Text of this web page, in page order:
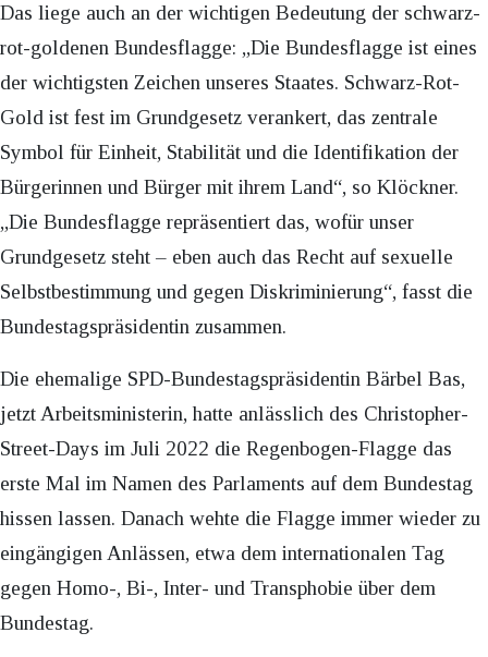
Das liege auch an der wichtigen Bedeutung der schwarz-
rot-goldenen Bundesflagge: „Die Bundesflagge ist eines
der wichtigsten Zeichen unseres Staates. Schwarz-Rot-
Gold ist fest im Grundgesetz verankert, das zentrale
Symbol für Einheit, Stabilität und die Identifikation der
Bürgerinnen und Bürger mit ihrem Land“, so Klöckner.
„Die Bundesflagge repräsentiert das, wofür unser
Grundgesetz steht – eben auch das Recht auf sexuelle
Selbstbestimmung und gegen Diskriminierung“, fasst die
Bundestagspräsidentin zusammen.
Die ehemalige SPD-Bundestagspräsidentin Bärbel Bas,
jetzt Arbeitsministerin, hatte anlässlich des Christopher-
Street-Days im Juli 2022 die Regenbogen-Flagge das
erste Mal im Namen des Parlaments auf dem Bundestag
hissen lassen. Danach wehte die Flagge immer wieder zu
eingängigen Anlässen, etwa dem internationalen Tag
gegen Homo-, Bi-, Inter- und Transphobie über dem
Bundestag.